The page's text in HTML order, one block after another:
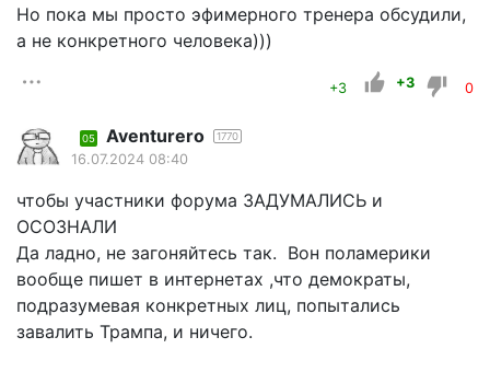
Но пока мы просто эфимерного тренера обсудили,
а не конкретного человека)))
+3 +3 0
05 Aventurero 1770
16.07.2024 08:40
чтобы участники форума ЗАДУМАЛИСЬ и
ОСОЗНАЛИ
Да ладно, не загоняйтесь так. Вон поламерики
вообще пишет в интернетах ,что демократы,
подразумевая конкретных лиц, попытались
завалить Трампа, и ничего.